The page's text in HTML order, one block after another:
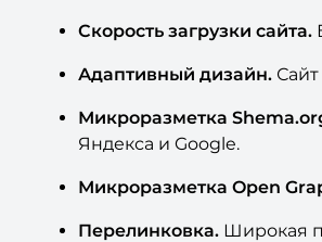
Скорость загрузки сайта.
Адаптивный дизайн.
Микроразметка
Яндекса и Google.
Микроразметка Open
Перелинковка. Широкая